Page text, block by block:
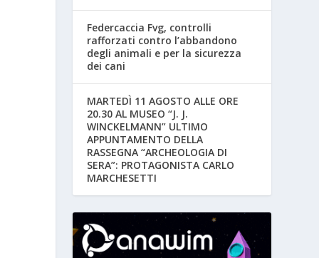
Federcaccia Fvg, controlli
rafforzati contro l’abbandono
degli animali e per la sicurezza
dei cani
MARTEDÌ 11 AGOSTO ALLE ORE
20.30 AL MUSEO “J. J.
WINCKELMANN” ULTIMO
APPUNTAMENTO DELLA
RASSEGNA “ARCHEOLOGIA DI
SERA”: PROTAGONISTA CARLO
MARCHESETTI